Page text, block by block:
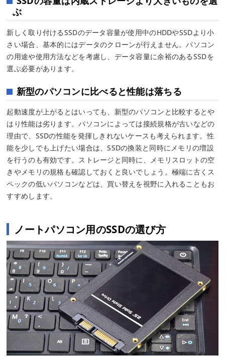
ぶ
新しく取り付けるSSDのデータ容量が使用中のHDDやSSDより小
さい場合、基本的にはデータのクローンが行えません。パソコン
の用途や使用方法などを考慮し、データ容量に余裕のあるSSDを
選ぶ必要があります。
新型のパソコンに比べると性能は落ちる
起動速度が上がるとはいっても、新型のパソコンと比較するとや
はり性能は劣ります。パソコンによっては接続規格が古いなどの
理由で、SSDの性能を発揮しきれないケースも考えられます。性
能を少しでも上げたい場合は、SSDの換装と同時にメモリの増設
を行うのも有効です。ストレージと同時に、メモリスロットの空
きやメモリの規格も確認しておくと良いでしょう。極端に古くス
ペックの低いパソコンなどは、買い替えを視野に入れることもお
すすめします。
ノートパソコン用のSSDの選び方